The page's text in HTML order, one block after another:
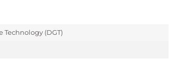
Technology (DGT)